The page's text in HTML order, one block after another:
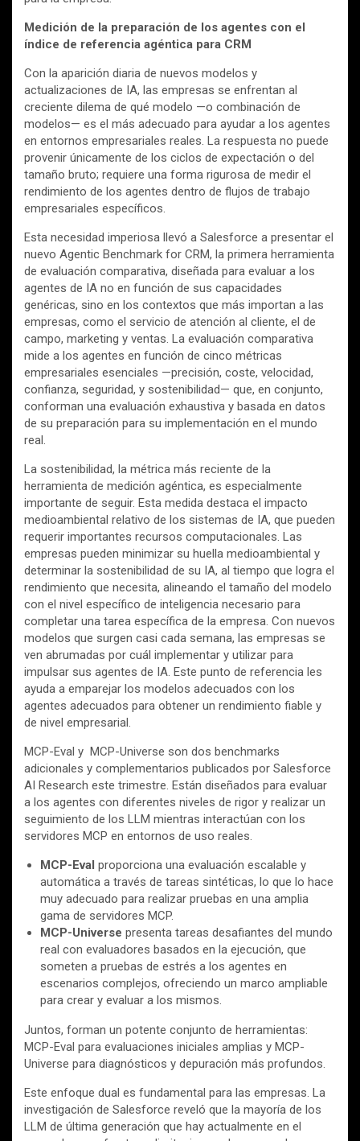
Medición de la preparación de los agentes con el
índice de referencia agéntica para CRM
Con la aparición diaria de nuevos modelos y
actualizaciones de IA, las empresas se enfrentan al
creciente dilema de qué modelo —o combinación de
modelos— es el más adecuado para ayudar a los agentes
en entornos empresariales reales. La respuesta no puede
provenir únicamente de los ciclos de expectación o del
tamaño bruto; requiere una forma rigurosa de medir el
rendimiento de los agentes dentro de flujos de trabajo
empresariales específicos.
Esta necesidad imperiosa llevó a Salesforce a presentar el
nuevo Agentic Benchmark for CRM, la primera herramienta
de evaluación comparativa, diseñada para evaluar a los
agentes de IA no en función de sus capacidades
genéricas, sino en los contextos que más importan a las
empresas, como el servicio de atención al cliente, el de
campo, marketing y ventas. La evaluación comparativa
mide a los agentes en función de cinco métricas
empresariales esenciales —precisión, coste, velocidad,
confianza, seguridad, y sostenibilidad— que, en conjunto,
conforman una evaluación exhaustiva y basada en datos
de su preparación para su implementación en el mundo
real.
La sostenibilidad, la métrica más reciente de la
herramienta de medición agéntica, es especialmente
importante de seguir. Esta medida destaca el impacto
medioambiental relativo de los sistemas de IA, que pueden
requerir importantes recursos computacionales. Las
empresas pueden minimizar su huella medioambiental y
determinar la sostenibilidad de su IA, al tiempo que logra el
rendimiento que necesita, alineando el tamaño del modelo
con el nivel específico de inteligencia necesario para
completar una tarea específica de la empresa. Con nuevos
modelos que surgen casi cada semana, las empresas se
ven abrumadas por cuál implementar y utilizar para
impulsar sus agentes de IA. Este punto de referencia les
ayuda a emparejar los modelos adecuados con los
agentes adecuados para obtener un rendimiento fiable y
de nivel empresarial.
MCP-Eval y MCP-Universe son dos benchmarks
adicionales y complementarios publicados por Salesforce
AI Research este trimestre. Están diseñados para evaluar
a los agentes con diferentes niveles de rigor y realizar un
seguimiento de los LLM mientras interactúan con los
servidores MCP en entornos de uso reales.
MCP-Eval proporciona una evaluación escalable y
automática a través de tareas sintéticas, lo que lo hace
muy adecuado para realizar pruebas en una amplia
gama de servidores MCP.
MCP-Universe presenta tareas desafiantes del mundo
real con evaluadores basados en la ejecución, que
someten a pruebas de estrés a los agentes en
escenarios complejos, ofreciendo un marco ampliable
para crear y evaluar a los mismos.
Juntos, forman un potente conjunto de herramientas:
MCP-Eval para evaluaciones iniciales amplias y MCP-
Universe para diagnósticos y depuración más profundos.
Este enfoque dual es fundamental para las empresas. La
investigación de Salesforce reveló que la mayoría de los
LLM de última generación que hay actualmente en el